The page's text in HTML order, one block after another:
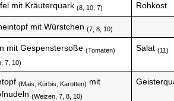
mit Kräuterquark(8, 10, 7) Rohkost
mit Würstchen(7, 8, 10)
mit Gespenstersoße(Tomaten)
7, 10)
Salat(11)
(Mais, Kürbis, Karotten) mit
(Weizen, 7, 8, 10)